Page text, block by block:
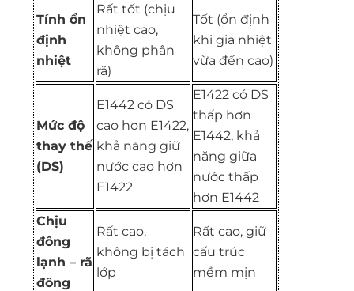
Tính ổn
định
nhiệt
Rất tốt (chịu
nhiệt cao,
không phân
rã)
Tốt (ổn định
khi gia nhiệt
vừa đến cao)
Mức độ
thay thế
(DS)
E1442 có DS
cao hơn E1422,
khả năng giữ
nước cao hơn
E1422
E1422 có DS
thấp hơn
E1442, khả
năng giữa
nước thấp
hơn E1442
Chịu
đông
lạnh – rã
đông
Rất cao,
không bị tách
lớp
Rất cao, giữ
cấu trúc
mềm mịn